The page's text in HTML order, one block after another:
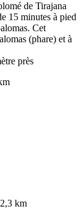
de Tirajana
15 minutes à pied
Cet
(phare) et à
près
km